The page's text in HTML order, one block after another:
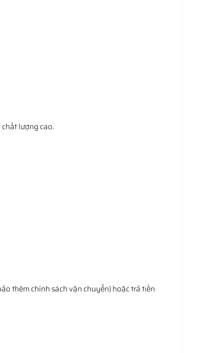
lượng cao.
thêm chính sách vận chuyển) hoặc trả tiền